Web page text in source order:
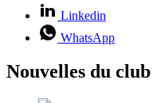
Linkedin
WhatsApp
Nouvelles du club